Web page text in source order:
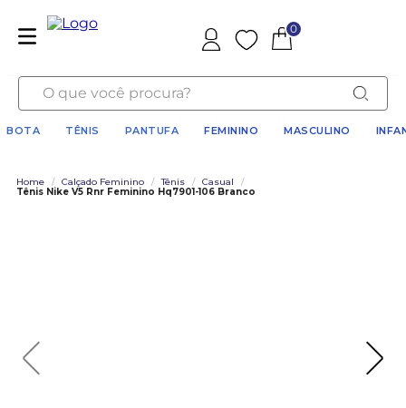
Favoritos
0
O que você procura?
BOTA TÊNIS PANTUFA FEMININO MASCULINO
Home / Calçado Feminino / Tênis / Casual
/
Tênis Nike V5 Rnr Feminino Hq7901-106 Branco